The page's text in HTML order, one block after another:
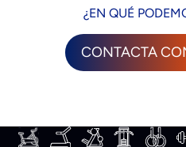
¿EN QUÉ
CONTACTA